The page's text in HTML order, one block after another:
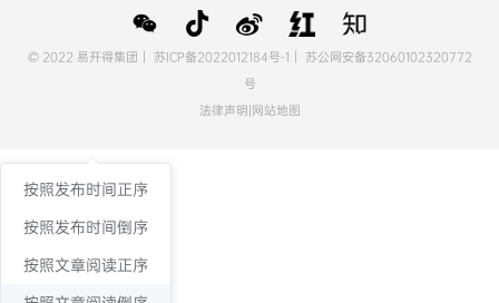
© 2022 易开得集团｜ 苏ICP备2022012184号-1 ｜ 苏公网安备32060102320772
号
法律声明|网站地图
按照发布时间正序
按照发布时间倒序
按照文章阅读正序